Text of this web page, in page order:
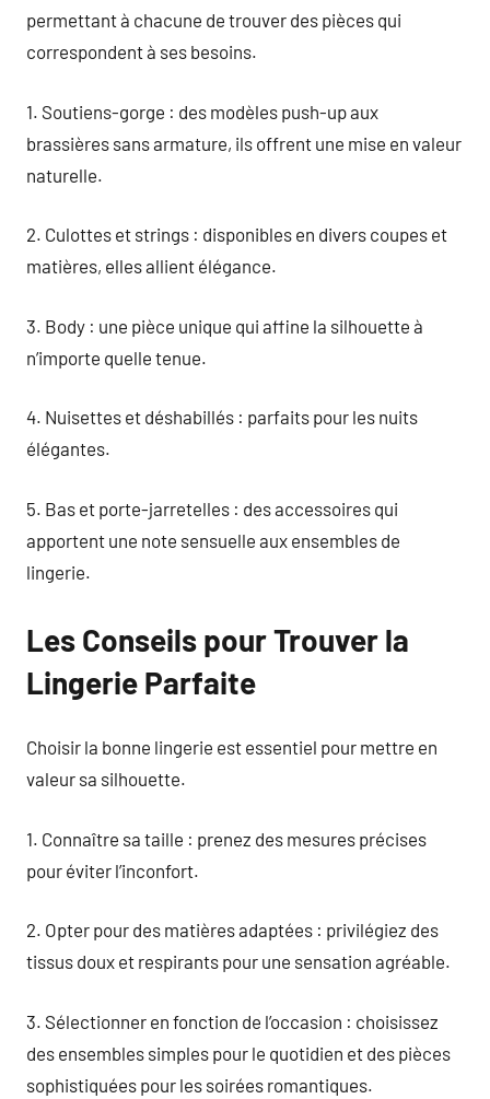
permettant à chacune de trouver des pièces qui
correspondent à ses besoins.
1. Soutiens-gorge : des modèles push-up aux
brassières sans armature, ils offrent une mise en valeur
naturelle.
2. Culottes et strings : disponibles en divers coupes et
matières, elles allient élégance.
3. Body : une pièce unique qui affine la silhouette à
n’importe quelle tenue.
4. Nuisettes et déshabillés : parfaits pour les nuits
élégantes.
5. Bas et porte-jarretelles : des accessoires qui
apportent une note sensuelle aux ensembles de
lingerie.
Les Conseils pour Trouver la
Lingerie Parfaite
Choisir la bonne lingerie est essentiel pour mettre en
valeur sa silhouette.
1. Connaître sa taille : prenez des mesures précises
pour éviter l’inconfort.
2. Opter pour des matières adaptées : privilégiez des
tissus doux et respirants pour une sensation agréable.
3. Sélectionner en fonction de l’occasion : choisissez
des ensembles simples pour le quotidien et des pièces
sophistiquées pour les soirées romantiques.